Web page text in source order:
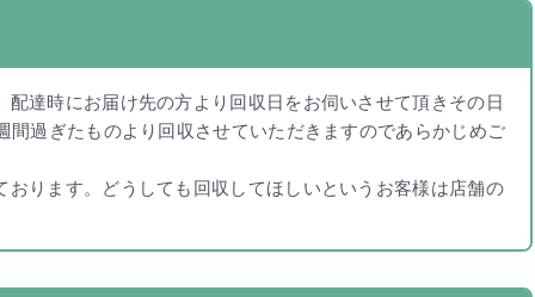
達時にお届け先の方より回収日をお伺いさせて頂きその日
過ぎたものより回収させていただきますのであらかじめご
ります。どうしても回収してほしいというお客様は店舗の